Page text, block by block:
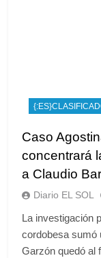
Caso
concentrará
a Claudio
Diario EL SOL
La investigación
cordobesa sumó
Garzón quedó al